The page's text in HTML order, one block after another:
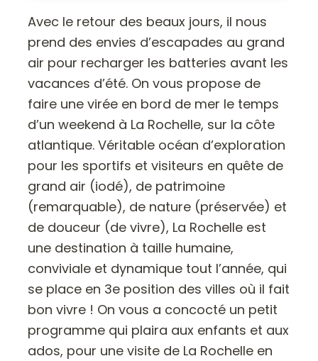
Avec le retour des beaux jours, il nous
prend des envies d’escapades au grand
air pour recharger les batteries avant les
vacances d’été. On vous propose de
faire une virée en bord de mer le temps
d’un weekend à La Rochelle, sur la côte
atlantique. Véritable océan d’exploration
pour les sportifs et visiteurs en quête de
grand air (iodé), de patrimoine
(remarquable), de nature (préservée) et
de douceur (de vivre), La Rochelle est
une destination à taille humaine,
conviviale et dynamique tout l’année, qui
se place en 3e position des villes où il fait
bon vivre ! On vous a concocté un petit
programme qui plaira aux enfants et aux
ados, pour une visite de La Rochelle en